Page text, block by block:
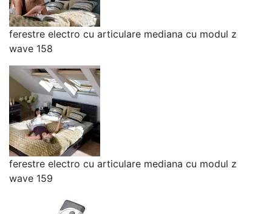
ferestre electro cu articulare mediana cu modul z
wave 158
ferestre electro cu articulare mediana cu modul z
wave 159